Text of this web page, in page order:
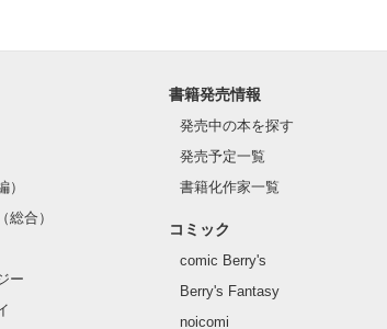
）
総合）
ー
書籍発売情報
発売中の本を探す
発売予定一覧
書籍化作家一覧
コミック
comic Berry's
Berry's Fantasy
noicomi